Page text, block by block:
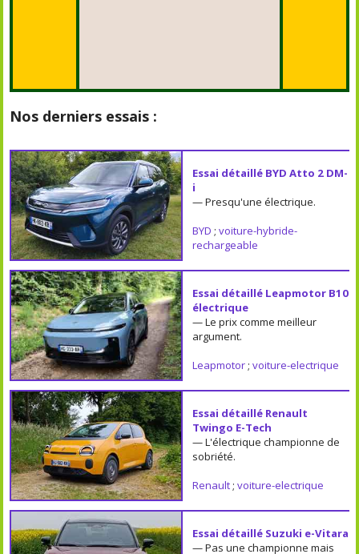
Nos derniers essais :
Essai détaillé BYD Atto 2 DM-
i
— Presqu'une électrique.
BYD ; voiture-hybride-
rechargeable
Essai détaillé Leapmotor B10
électrique
— Le prix comme meilleur
argument.
Leapmotor; voiture-electrique
Essai détaillé Renault
Twingo E-Tech
— L'électrique championne de
sobriété.
Renault; voiture-electrique
Essai détaillé Suzuki e-Vitara
— Pas une championne mais